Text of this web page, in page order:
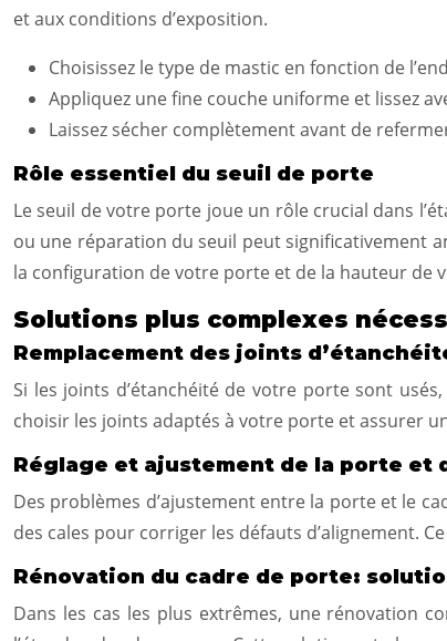
et aux conditions d’exposition.
Choisissez le type de mastic en fonction de
Appliquez une fine couche uniforme et lissez
Laissez sécher complètement avant de
Rôle essentiel du seuil de porte
Le seuil de votre porte joue un rôle crucial dans
ou une réparation du seuil peut significativement
la configuration de votre porte et de la hauteur de
Solutions plus complexes
Remplacement des joints
Si les joints d’étanchéité de votre porte sont
choisir les joints adaptés à votre porte et assurer
Réglage et ajustement de la porte et
Des problèmes d’ajustement entre la porte et le
des cales pour corriger les défauts d’alignement.
Rénovation du cadre de porte:
Dans les cas les plus extrêmes, une rénovation